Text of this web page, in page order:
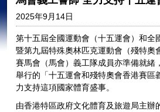
2025年9月14日
第十五屆全國運動會（十五運會）和全
暨第九屆特殊奧林匹克運動會（殘特奧
賽馬會（馬會）義工隊成員亦準備就緒
舉行的「十五運會和殘特奧會香港賽區
力支持這項國家體育盛事。
由香港特區政府文化體育及旅遊局主辦